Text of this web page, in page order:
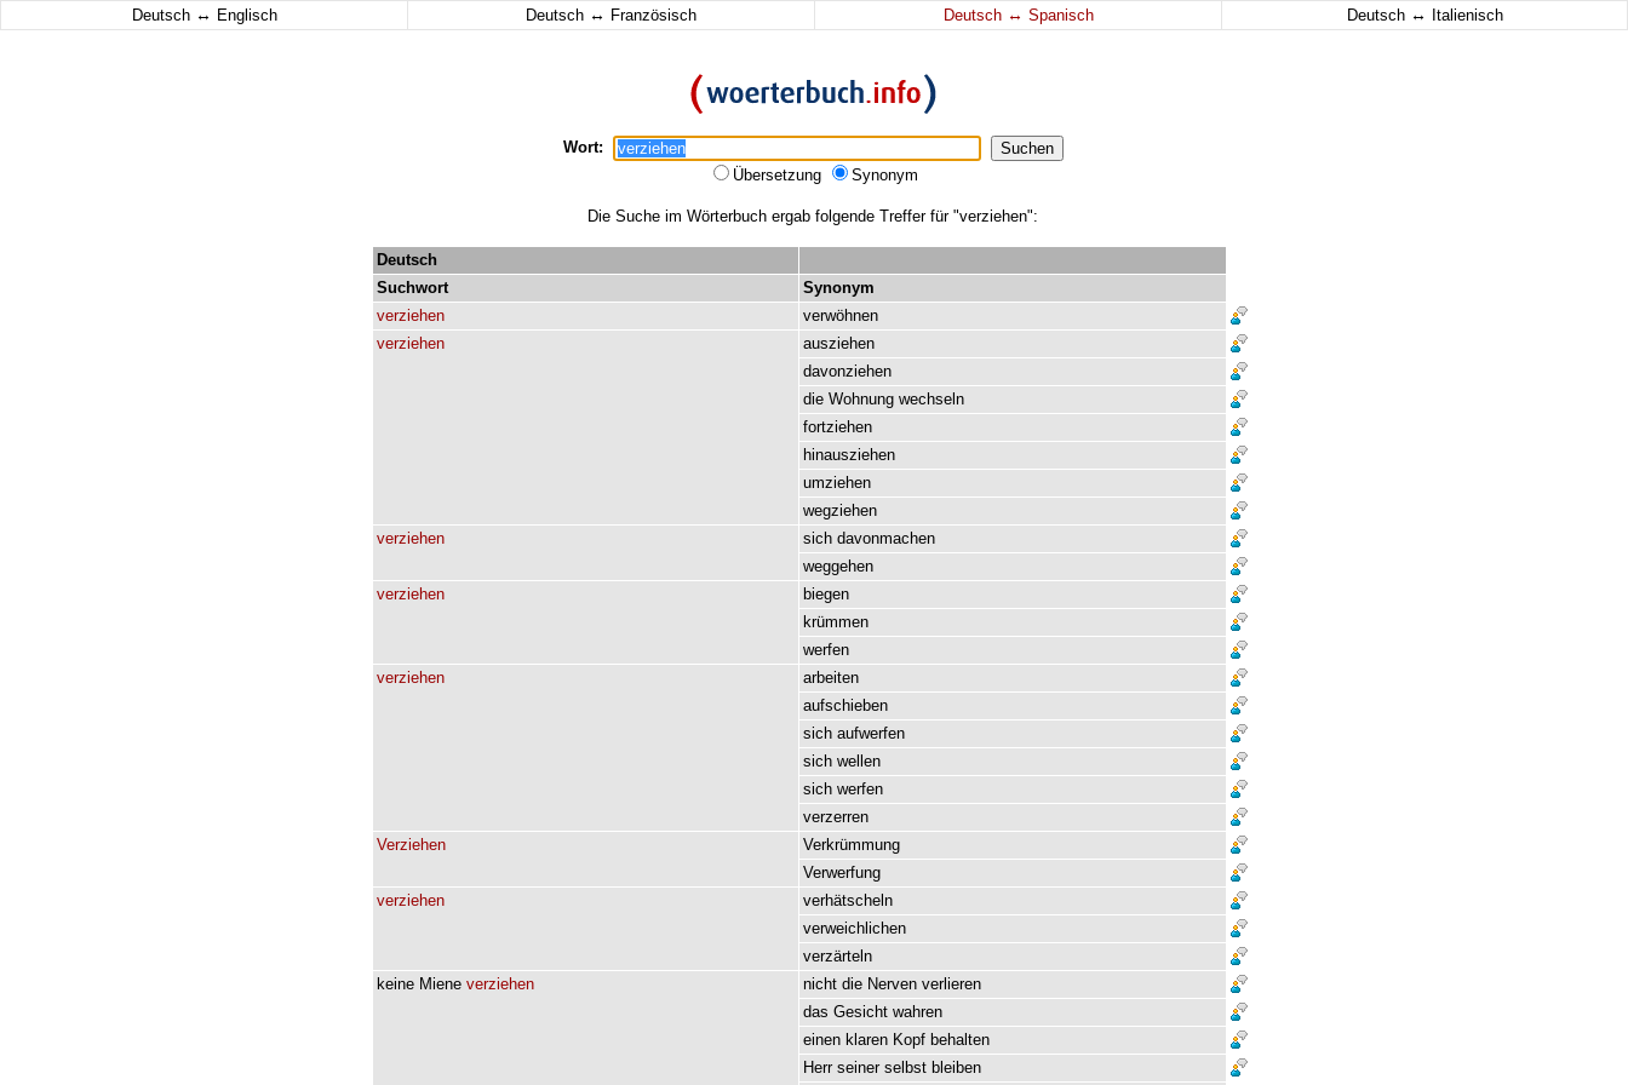
Deutsch ↔ Englisch Deutsch ↔ Französisch Deutsch ↔ Spanisch Deutsch ↔ Italienisch
Wort:
Übersetzung
Synonym
Die Suche im Wörterbuch ergab folgende Treffer für "verziehen":
Deutsch
Suchwort
Synonym
verziehen
verwöhnen
verziehen
ausziehen
davonziehen
die Wohnung wechseln
fortziehen
hinausziehen
umziehen
wegziehen
verziehen
sich davonmachen
weggehen
verziehen
biegen
krümmen
werfen
verziehen
arbeiten
aufschieben
sich aufwerfen
sich wellen
sich werfen
verzerren
Verziehen
Verkrümmung
Verwerfung
verziehen
verhätscheln
verweichlichen
verzärteln
keine Miene verziehen nicht die Nerven verlieren
das Gesicht wahren
einen klaren Kopf behalten
Herr seiner selbst bleiben